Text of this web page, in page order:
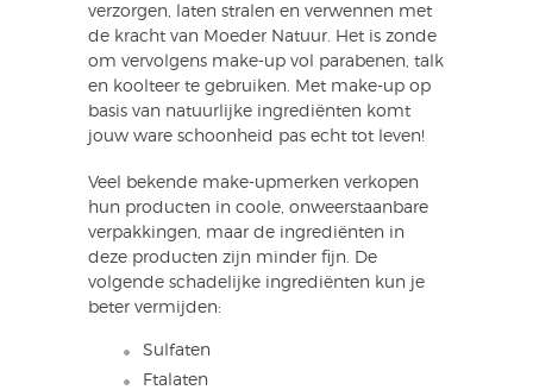
verzorgen, laten stralen en verwennen met
de kracht van Moeder Natuur. Het is zonde
om vervolgens make-up vol parabenen, talk
en koolteer te gebruiken. Met make-up op
basis van natuurlijke ingrediënten komt
jouw ware schoonheid pas echt tot leven!
Veel bekende make-upmerken verkopen
hun producten in coole, onweerstaanbare
verpakkingen, maar de ingrediënten in
deze producten zijn minder fijn. De
volgende schadelijke ingrediënten kun je
beter vermijden:
Sulfaten
Ftalaten